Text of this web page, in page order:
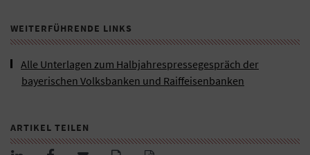
WEITERFÜHRENDE LINKS
Alle Unterlagen zum Halbjahrespressegespräch der
bayerischen Volksbanken und Raiffeisenbanken
ARTIKEL TEILEN